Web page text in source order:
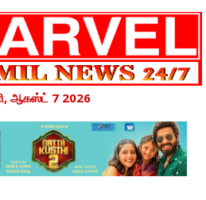
ஆகஸ்ட் 7 2026